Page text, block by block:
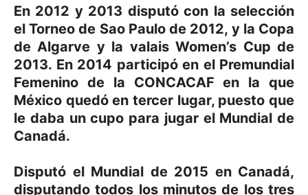
En 2012 y 2013 disputó con la selección
el Torneo de Sao Paulo de 2012, y la Copa
de Algarve y la valais Women’s Cup de
2013. En 2014 participó en el Premundial
Femenino de la CONCACAF en la que
México quedó en tercer lugar, puesto que
le daba un cupo para jugar el Mundial de
Canadá.
Disputó el Mundial de 2015 en Canadá,
disputando todos los minutos de los tres